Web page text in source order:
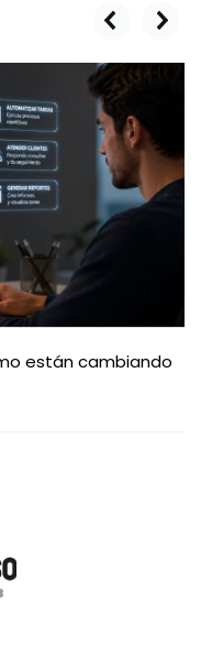
están cambiando
prev next